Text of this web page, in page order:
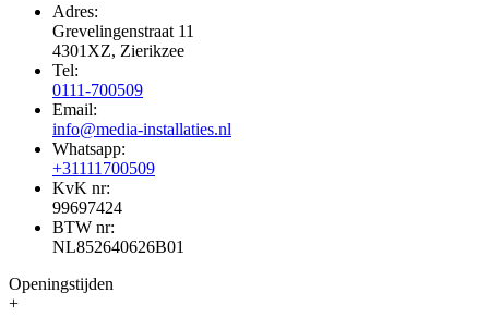
Adres:
Grevelingenstraat 11
4301XZ, Zierikzee
Tel:
0111-700509
Email:
info@media-installaties.nl
Whatsapp:
+31111700509
KvK nr:
99697424
BTW nr:
NL852640626B01
Openingstijden
+